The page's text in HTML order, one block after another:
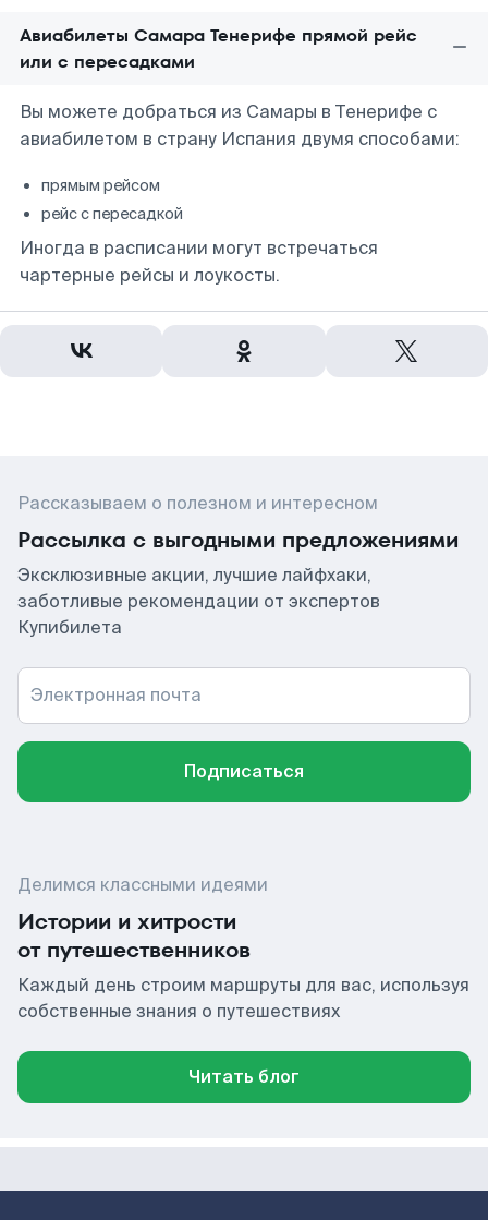
Авиабилеты Самара Тенерифе прямой рейс
или с пересадками
Вы можете добраться из Самары в Тенерифе с
авиабилетом в страну Испания двумя способами:
прямым рейсом
рейс с пересадкой
Иногда в расписании могут встречаться
чартерные рейсы и лоукосты.
Рассказываем о полезном и интересном
Рассылка с выгодными предложениями
Эксклюзивные акции, лучшие лайфхаки,
заботливые рекомендации от экспертов
Купибилета
Электронная почта
Подписаться
Делимся классными идеями
Истории и хитрости
от путешественников
Каждый день строим маршруты для вас, используя
собственные знания о путешествиях
Читать блог